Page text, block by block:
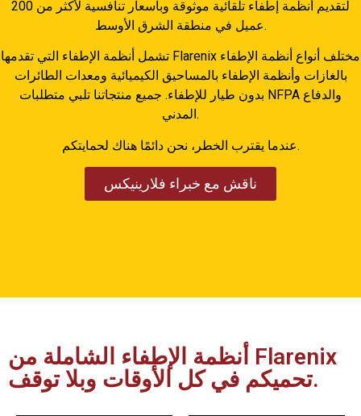
لتقديم أنظمة إطفاء تلقائية موثوقة وبأسعار تنافسية لأكثر من 200
عميل في منطقة الشرق الأوسط.
تشمل أنظمة الإطفاء التي تقدمها Flarenix مختلف أنواع أنظمة الإطفاء
بالغازات وأنظمة الإطفاء بالمساحيق الكيميائية ومعدات الطائرات
بدون طيار للإطفاء. جميع منتجاتنا تلبي متطلبات NFPA والدفاع
المدني.
عندما يقترب الخطر، نحن دائمًا هناك لحمايتكم.
ناقش مع خبراء فلارينيكس
أنظمة الإطفاء الشاملة من Flarenix
تحميكم في كل الأوقات وبلا توقف.